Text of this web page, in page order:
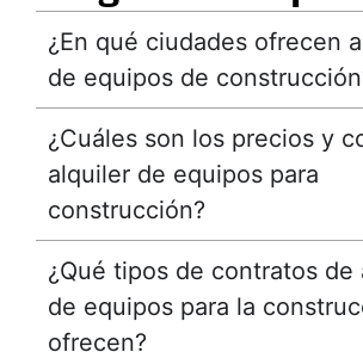
¿En qué ciudades ofrecen
de equipos de
¿Cuáles son los precios y
alquiler de equipos para
construcción?
¿Qué tipos de contratos de
de equipos para la
ofrecen?